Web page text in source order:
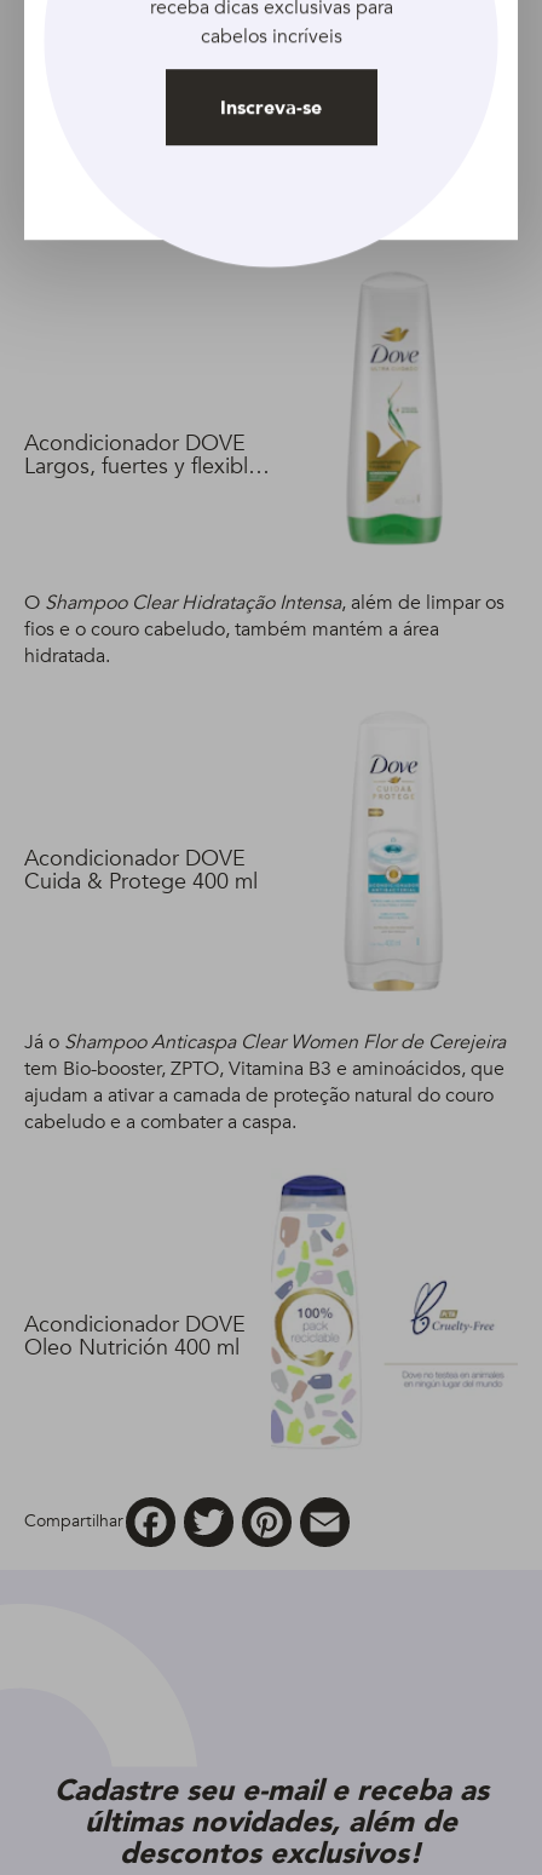
Sugestão de produtos
A dica é investir em produtos que cuidem especialmente
atenção especial enquanto você estiver com dreads
Acondicionador DOVE
Largos, fuertes y flexibles
O Shampoo Clear Hidratação Intensa, além de limpar os
fios e o couro cabeludo, também mantém a área
hidratada.
Acondicionador DOVE
Cuida & Protege 400 ml
Já o Shampoo Anticaspa Clear Women Flor de Cerejeira
tem Bio-booster, ZPTO, Vitamina B3 e aminoácidos, que
ajudam a ativar a camada de proteção natural do couro
cabeludo e a combater a caspa.
Acondicionador DOVE
Oleo Nutrición 400 ml
Compartilhar
FacebookTwitter Pinterest
Cadastre seu e-mail e receba as
últimas novidades, além de
descontos exclusivos!
receba dicas exclusivas para
cabelos incríveis
Inscreva-se